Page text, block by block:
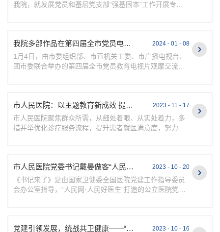
我院，就发展党员和基层党支部“强基固本”工作开展专题
我院多部作品在第四届全市党员电视教育电视片观摩交流活动中获奖 2024 - 01 - 08
1月4日，由市委组织部、市直机关工委、市广播电视台、
团市委联合举办的第四届全市党员教育电视片观摩交流活
市人民医院：以主题教育新成效 提升群众就医满意度 2023 - 11 - 17
市人民医院聚焦群众所需，从细处着眼、从实处着力，多
措并举优化诊疗服务流程，提升患者就医满意度，努力把
市人民医院党委书记戴晏做客“人民网 ”公立医院党建栏目《书记来了》 2023 - 10 - 20
《书记来了》是由国家卫健委全国医院党建工作指导委员
会办公室指导，“人民网·人民好医生”打造的公立医院党建
党建引领发展，统战共卫健康——“拴不住、动起来”世界血栓日义诊活动 2023 - 10 - 16